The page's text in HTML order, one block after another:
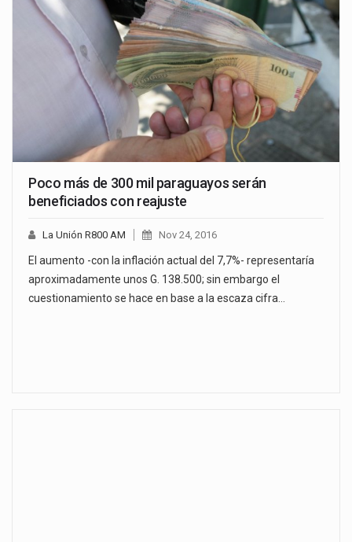
Poco más de 300 mil paraguayos serán
beneficiados con reajuste
La Unión R800 AM Nov 24, 2016
El aumento -con la inflación actual del 7,7%- representaría
aproximadamente unos G. 138.500; sin embargo el
cuestionamiento se hace en base a la escaza cifra…